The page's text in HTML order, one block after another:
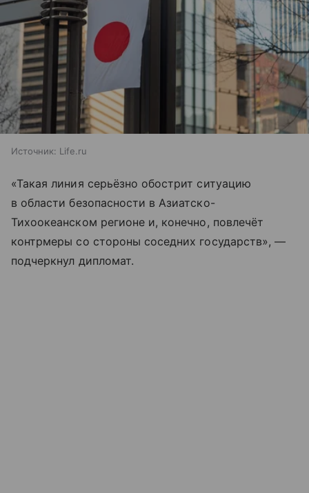
Источник: Life.ru
«Такая линия серьёзно обострит ситуацию
в области безопасности в Азиатско-
Тихоокеанском регионе и, конечно, повлечёт
контрмеры со стороны соседних государств», —
подчеркнул дипломат.